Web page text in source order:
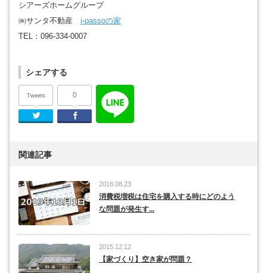
シアーズホームグループ
㈱サンタ不動産 i-passoの家
TEL：096-334-0007
シェアする
Tweets
Twitter
0
Facebook
関連記事
2018.08.23
消費税増税は住宅を購入する時にどのよう
な問題が発生す...
2015.12.12
【家づくり】空き家が問題？